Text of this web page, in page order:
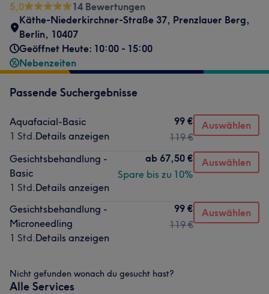
5,0
14 Bewertungen
Käthe-Niederkirchner-Straße 37, Prenzlauer Berg,
Berlin, 10407
Geöffnet Heute: 10:00 - 15:00
Nebenzeiten
Passende Suchergebnisse
Aquafacial-Basic
1 Std.Details anzeigen
99 €
119 €
Auswählen
Gesichtsbehandlung -
Basic
1 Std.Details anzeigen
ab 67,50 €
Spare bis zu 10%
Auswählen
Gesichtsbehandlung -
Microneedling
1 Std.Details anzeigen
99 €
119 €
Auswählen
Nicht gefunden wonach du gesucht hast?
Alle Services